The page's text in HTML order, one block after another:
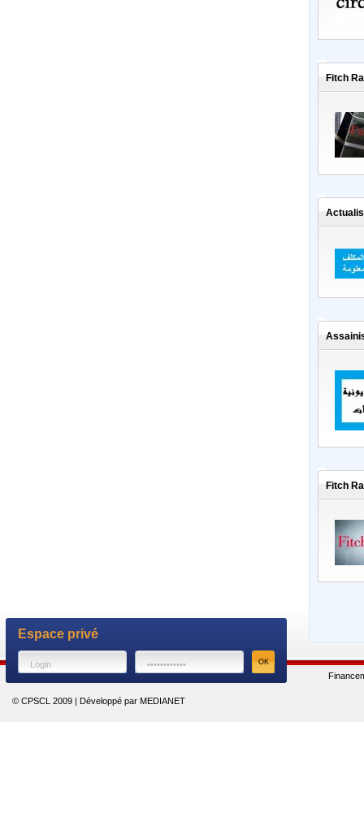
Fitch
Fitch
Espace privé
© CPSCL 2009 | Développé par MEDIANET